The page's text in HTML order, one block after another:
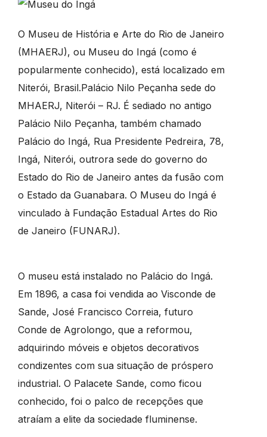
O Museu de História e Arte do Rio de Janeiro
(MHAERJ), ou Museu do Ingá (como é
popularmente conhecido), está localizado em
Niterói, Brasil.Palácio Nilo Peçanha sede do
MHAERJ, Niterói – RJ. É sediado no antigo
Palácio Nilo Peçanha, também chamado
Palácio do Ingá, Rua Presidente Pedreira, 78,
Ingá, Niterói, outrora sede do governo do
Estado do Rio de Janeiro antes da fusão com
o Estado da Guanabara. O Museu do Ingá é
vinculado à Fundação Estadual Artes do Rio
de Janeiro (FUNARJ).
O museu está instalado no Palácio do Ingá.
Em 1896, a casa foi vendida ao Visconde de
Sande, José Francisco Correia, futuro
Conde de Agrolongo, que a reformou,
adquirindo móveis e objetos decorativos
condizentes com sua situação de próspero
industrial. O Palacete Sande, como ficou
conhecido, foi o palco de recepções que
atraíam a elite da sociedade fluminense.